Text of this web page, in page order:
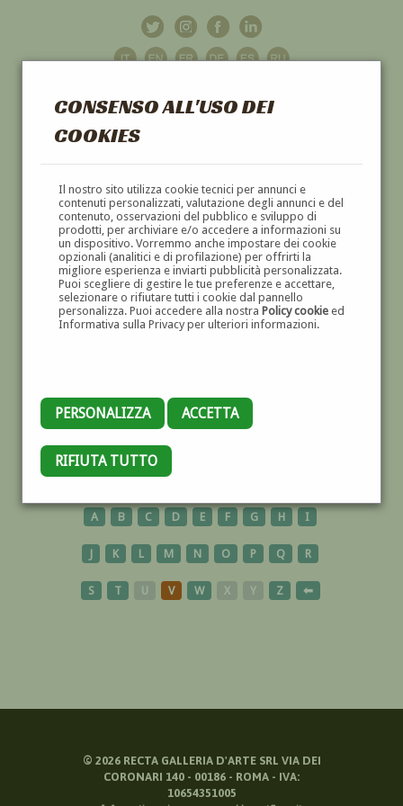
CONSENSO ALL'USO DEI
COOKIES
Il nostro sito utilizza cookie tecnici per annunci e
contenuti personalizzati, valutazione degli annunci e del
contenuto, osservazioni del pubblico e sviluppo di
prodotti, per archiviare e/o accedere a informazioni su
un dispositivo. Vorremmo anche impostare dei cookie
opzionali (analitici e di profilazione) per offrirti la
migliore esperienza e inviarti pubblicità personalizzata.
Puoi scegliere di gestire le tue preferenze e accettare,
selezionare o rifiutare tutti i cookie dal pannello
personalizza. Puoi accedere alla nostra Policy cookieed
Informativa sulla Privacy per ulteriori informazioni.
PERSONALIZZA ACCETTA
RIFIUTA TUTTO
GALLERIAD'ARTE
DIPINTI E SCULTURE '800 E '900
MULTIPLO
A B C D E F G H I
J K L M N O P Q R
S T U V W X Y Z ⬅
© 2026RECTA GALLERIA D'ARTE SRL VIA DEI
CORONARI 140 - 00186 - ROMA - IVA:
10654351005